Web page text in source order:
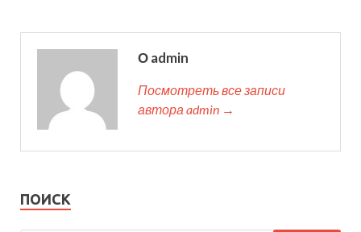
О admin
Посмотреть все записи
автора admin →
ПОИСК